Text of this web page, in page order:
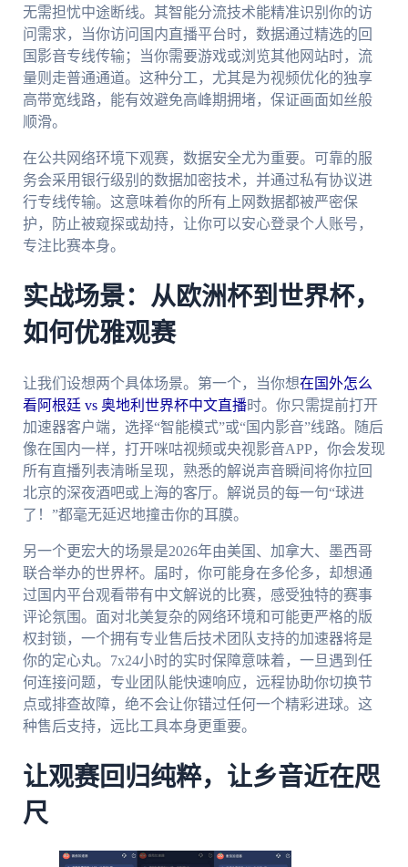
无需担忧中途断线。其智能分流技术能精准识别你的访
问需求，当你访问国内直播平台时，数据通过精选的回
国影音专线传输；当你需要游戏或浏览其他网站时，流
量则走普通通道。这种分工，尤其是为视频优化的独享
高带宽线路，能有效避免高峰期拥堵，保证画面如丝般
顺滑。
在公共网络环境下观赛，数据安全尤为重要。可靠的服
务会采用银行级别的数据加密技术，并通过私有协议进
行专线传输。这意味着你的所有上网数据都被严密保
护，防止被窥探或劫持，让你可以安心登录个人账号，
专注比赛本身。
实战场景：从欧洲杯到世界杯，
如何优雅观赛
让我们设想两个具体场景。第一个，当你想在国外怎么
看阿根廷 vs 奥地利世界杯中文直播时。你只需提前打开
加速器客户端，选择“智能模式”或“国内影音”线路。随后
像在国内一样，打开咪咕视频或央视影音APP，你会发现
所有直播列表清晰呈现，熟悉的解说声音瞬间将你拉回
北京的深夜酒吧或上海的客厅。解说员的每一句“球进
了！”都毫无延迟地撞击你的耳膜。
另一个更宏大的场景是2026年由美国、加拿大、墨西哥
联合举办的世界杯。届时，你可能身在多伦多，却想通
过国内平台观看带有中文解说的比赛，感受独特的赛事
评论氛围。面对北美复杂的网络环境和可能更严格的版
权封锁，一个拥有专业售后技术团队支持的加速器将是
你的定心丸。7x24小时的实时保障意味着，一旦遇到任
何连接问题，专业团队能快速响应，远程协助你切换节
点或排查故障，绝不会让你错过任何一个精彩进球。这
种售后支持，远比工具本身更重要。
让观赛回归纯粹，让乡音近在咫
尺